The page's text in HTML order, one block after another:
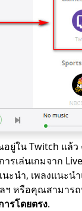
ยู่ใน Twitch แล้
รเล่นเกมจาก
ะนำ, เพลงแนะน
ฯ หรือคุณสามาร
รโดยตรง.